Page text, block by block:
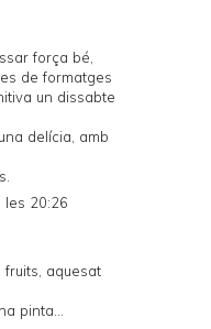
força bé,
de formatges
un dissabte
delícia, amb
les 20:26
aquesat
pinta...